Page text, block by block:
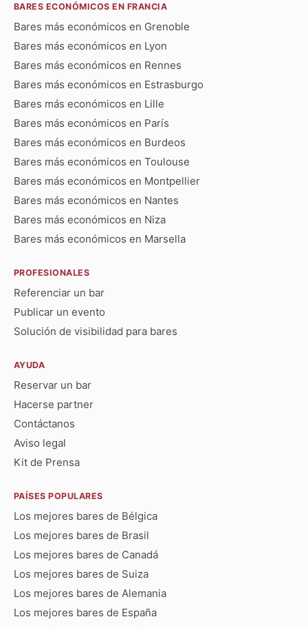
BARES ECONÓMICOS EN FRANCIA
Bares más económicos en Grenoble
Bares más económicos en Lyon
Bares más económicos en Rennes
Bares más económicos en Estrasburgo
Bares más económicos en Lille
Bares más económicos en París
Bares más económicos en Burdeos
Bares más económicos en Toulouse
Bares más económicos en Montpellier
Bares más económicos en Nantes
Bares más económicos en Niza
Bares más económicos en Marsella
PROFESIONALES
Referenciar un bar
Publicar un evento
Solución de visibilidad para bares
AYUDA
Reservar un bar
Hacerse partner
Contáctanos
Aviso legal
Kit de Prensa
PAÍSES POPULARES
Los mejores bares de Bélgica
Los mejores bares de Brasil
Los mejores bares de Canadá
Los mejores bares de Suiza
Los mejores bares de Alemania
Los mejores bares de España